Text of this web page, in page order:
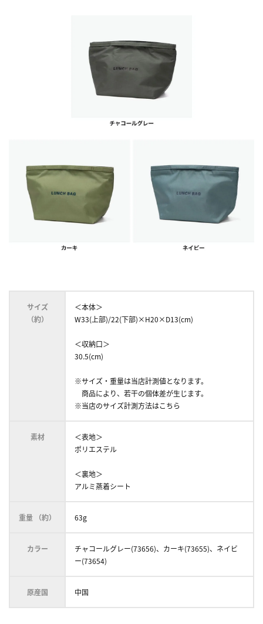
サイズ
（約）
＜本体＞
W33(上部)/22(下部)×H20×D13(cm)
＜収納口＞
30.5(cm)
※サイズ・重量は当店計測値となります。
商品により、若干の個体差が生じます。
※当店のサイズ計測方法はこちら
素材
＜表地＞
ポリエステル
＜裏地＞
アルミ蒸着シート
重量 （約） 63g
カラー
チャコールグレー(73656)、カーキ(73655)、ネイビ
ー(73654)
原産国 中国